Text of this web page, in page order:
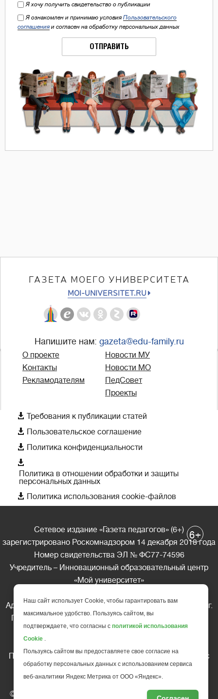
Я хочу получить свидетельство о публикации
Я ознакомлен и принимаю условия Пользовательского
соглашения и согласен на обработку персональных данных
ОТПРАВИТЬ
ГАЗЕТА МОЕГО УНИВЕРСИТЕТА
MOI-UNIVERSITET.RU
Напишите нам: gazeta@edu-family.ru
О проекте
Контакты
Рекламодателям
Новости МУ
Новости МО
ПедСовет
Проекты
 Требования к публикации статей
 Пользовательское соглашение
 Политика конфиденциальности

Политика в отношении обработки и защиты
персональных данных
 Политика использования cookie-файлов
Сетевое издание «Газета педагогов» (6+)
зарегистрировано Роскомнадзором 14 декабря 2018 года
Номер свидетельства ЭЛ № ФС77-74596
Учредитель – Инновационный образовательный центр
«Мой университет»
Адрес редакции: 185035 Россия, Республика Карелия, г.
Петрозаводск, ул. Фридриха Энгельса д.10, офис 211
Телефон редакции: +7 (499) 685-10-45
Перепечатка материалов газеты допускается только c
письменного разрешения редакции
Ссылка на «Газету педагогов» обязательна.
© АНО ДПО "Инновационный образовательный центр
6+
Наш сайт использует Cookie, чтобы гарантировать вам
максимальное удобство. Пользуясь сайтом, вы
подтверждаете, что согласны с политикой использования
Cookie .
Пользуясь сайтом вы предоставляете свое согласие на
обработку персональных данных с использованием сервиса
веб-аналитики Яндекс Метрика от ООО «Яндекс».